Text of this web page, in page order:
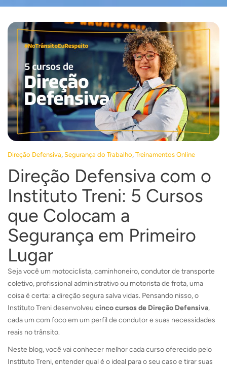
Direção Defensiva, Segurança do Trabalho, Treinamentos Online
Direção Defensiva com o
Instituto Treni: 5 Cursos
que Colocam a
Segurança em Primeiro
Lugar
Seja você um motociclista, caminhoneiro, condutor de transporte
coletivo, profissional administrativo ou motorista de frota, uma
coisa é certa: a direção segura salva vidas. Pensando nisso, o
Instituto Treni desenvolveu cinco cursos de Direção Defensiva,
cada um com foco em um perfil de condutor e suas necessidades
reais no trânsito.
Neste blog, você vai conhecer melhor cada curso oferecido pelo
Instituto Treni, entender qual é o ideal para o seu caso e tirar suas